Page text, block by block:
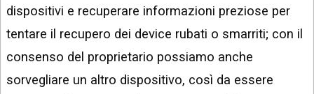
dispositivi e recuperare informazioni preziose per
tentare il recupero dei device rubati o smarriti; con il
consenso del proprietario possiamo anche
sorvegliare un altro dispositivo, così da essere